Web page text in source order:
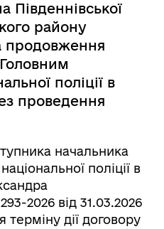
Південнівської
району
продовження
поліції в
проведення
начальника
поліції в
2026 від 31.03.2026
дії договору